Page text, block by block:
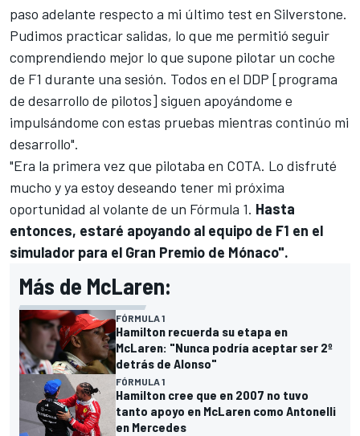
paso adelante respecto a mi último test en Silverstone.
Pudimos practicar salidas, lo que me permitió seguir
comprendiendo mejor lo que supone pilotar un coche
de F1 durante una sesión. Todos en el DDP [programa
de desarrollo de pilotos] siguen apoyándome e
impulsándome con estas pruebas mientras continúo mi
desarrollo".
"Era la primera vez que pilotaba en COTA. Lo disfruté
mucho y ya estoy deseando tener mi próxima
oportunidad al volante de un Fórmula 1. Hasta
entonces, estaré apoyando al equipo de F1 en el
simulador para el Gran Premio de Mónaco".
Más de McLaren:
FÓRMULA 1
Hamilton recuerda su etapa en
McLaren: "Nunca podría aceptar ser 2º
detrás de Alonso"
FÓRMULA 1
Hamilton cree que en 2007 no tuvo
tanto apoyo en McLaren como Antonelli
en Mercedes